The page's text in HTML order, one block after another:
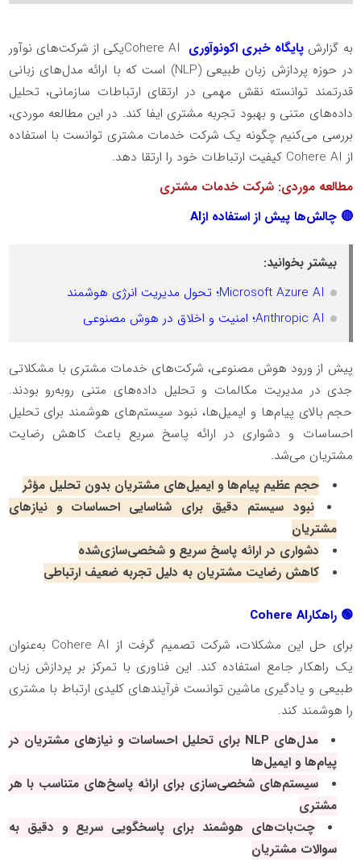
به گزارش پایگاه خبری اکونوآوری Cohere AIیکی از شرکت‌های نوآور
در حوزه پردازش زبان طبیعی (NLP) است که با ارائه مدل‌های زبانی
قدرتمند توانسته نقش مهمی در ارتقای ارتباطات سازمانی، تحلیل
داده‌های متنی و بهبود تجربه مشتری ایفا کند. در این مطالعه موردی،
بررسی می‌کنیم چگونه یک شرکت خدمات مشتری توانست با استفاده
از Cohere AIکیفیت ارتباطات خود را ارتقا دهد.
مطالعه موردی: شرکت خدمات مشتری
🔴 چالش‌ها پیش از استفاده ازAI
بیشتر بخوانید:
Microsoft Azure AI؛ تحول مدیریت انرژی هوشمند
Anthropic AI؛ امنیت و اخلاق در هوش مصنوعی
پیش از ورود هوش مصنوعی، شرکت‌های خدمات مشتری با مشکلاتی
جدی در مدیریت مکالمات و تحلیل داده‌های متنی روبه‌رو بودند.
حجم بالای پیام‌ها و ایمیل‌ها، نبود سیستم‌های هوشمند برای تحلیل
احساسات و دشواری در ارائه پاسخ سریع باعث کاهش رضایت
مشتریان می‌شد.
حجم عظیم پیام‌ها و ایمیل‌های مشتریان بدون تحلیل مؤثر
نبود سیستم دقیق برای شناسایی احساسات و نیازهای
مشتریان
دشواری در ارائه پاسخ سریع و شخصی‌سازی‌شده
کاهش رضایت مشتریان به دلیل تجربه ضعیف ارتباطی
🟢 راهکارCohere AI
برای حل این مشکلات، شرکت تصمیم گرفت از Cohere AIبه‌عنوان
یک راهکار جامع استفاده کند. این فناوری با تمرکز بر پردازش زبان
طبیعی و یادگیری ماشین توانست فرآیندهای کلیدی ارتباط با مشتری
را هوشمند کند.
مدل‌های NLPبرای تحلیل احساسات و نیازهای مشتریان در
پیام‌ها و ایمیل‌ها
سیستم‌های شخصی‌سازی برای ارائه پاسخ‌های متناسب با هر
مشتری
چت‌بات‌های هوشمند برای پاسخگویی سریع و دقیق به
سوالات مشتریان